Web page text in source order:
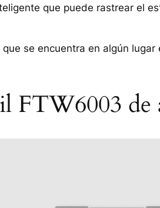
que puede rastrear el
que se encuentra en algún lugar
FTW6003 de